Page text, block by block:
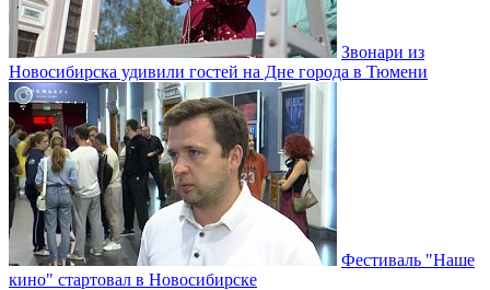
Звонари из
Новосибирска удивили гостей на Дне города в Тюмени
Фестиваль "Наше
кино" стартовал в Новосибирске